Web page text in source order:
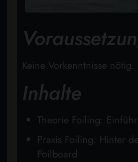
Keine Vorkenntnisse nötig.
Inhalte
Theorie Foiling:
Praxis Foiling: Hinter
Foilboard